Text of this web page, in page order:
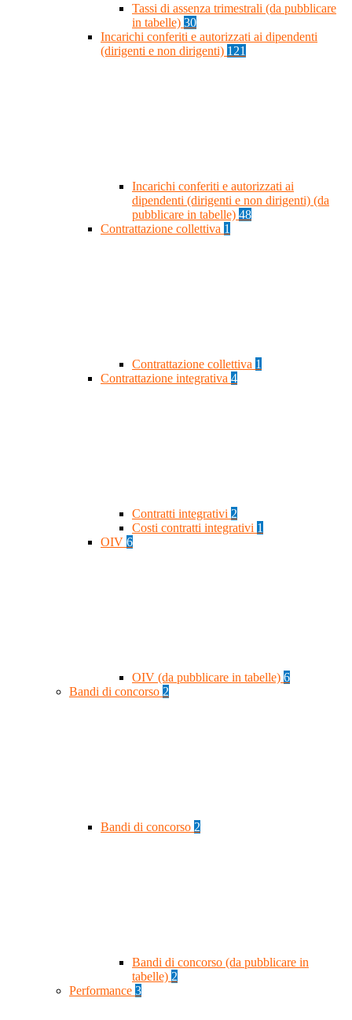
Tassi di assenza trimestrali (da pubblicare
in tabelle) 30
Incarichi conferiti e autorizzati ai dipendenti
(dirigenti e non dirigenti) 121
Incarichi conferiti e autorizzati ai
dipendenti (dirigenti e non dirigenti) (da
pubblicare in tabelle) 48
Contrattazione collettiva 1
Contrattazione collettiva 1
Contrattazione integrativa 4
Contratti integrativi 2
Costi contratti integrativi 1
OIV 6
OIV (da pubblicare in tabelle) 6
Bandi di concorso 2
Bandi di concorso 2
Bandi di concorso (da pubblicare in
tabelle) 2
Performance 3